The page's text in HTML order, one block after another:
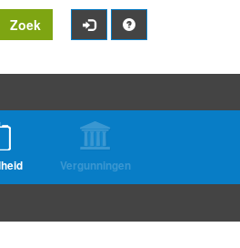
Zoek
Vergunningen